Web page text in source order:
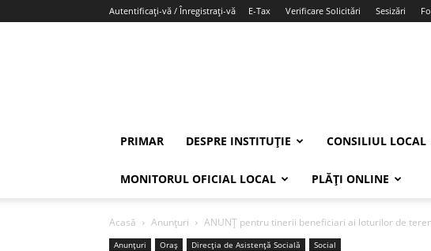
Autentificați-vă / Înregistrați-vă E-Tax Verificare Solicitări Sesizări
PRIMAR DESPRE INSTITUȚIE CONSILIUL LOCAL
MONITORUL OFICIAL LOCAL PLĂȚI ONLINE
Acasă Anunțuri ANUNȚ pentru tinerii beneficiari ai loturilor de
Anunțuri Oraș Direcția de Asistență Socială Social